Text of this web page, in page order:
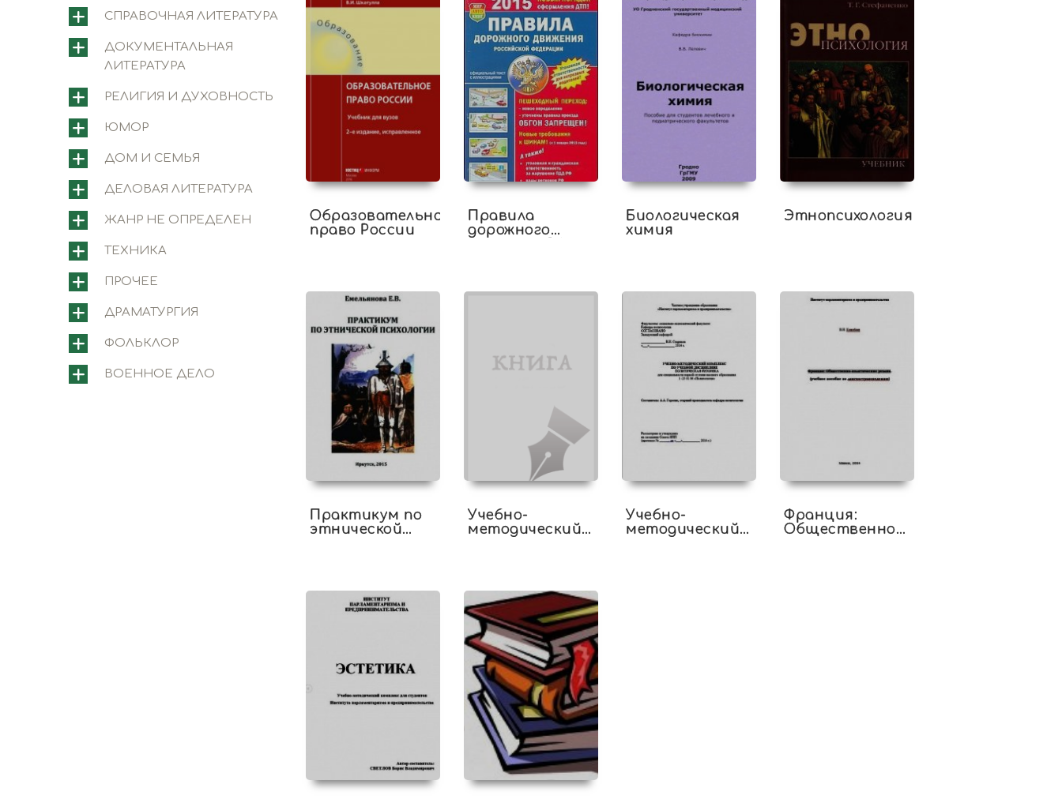
СПРАВОЧНАЯ ЛИТЕРАТУРА
ДОКУМЕНТАЛЬНАЯ
ЛИТЕРАТУРА
РЕЛИГИЯ И ДУХОВНОСТЬ
ЮМОР
ДОМ И СЕМЬЯ
ДЕЛОВАЯ ЛИТЕРАТУРА
ЖАНР НЕ ОПРЕДЕЛЕН
ТЕХНИКА
ПРОЧЕЕ
ДРАМАТУРГИЯ
ФОЛЬКЛОР
ВОЕННОЕ ДЕЛО
Образовательное
право России
Правила
дорожного
Биологическая
химия
Этнопсихология
Практикум по
этнической
Учебно-
методический
Учебно-
методический
Франция:
Общественно-